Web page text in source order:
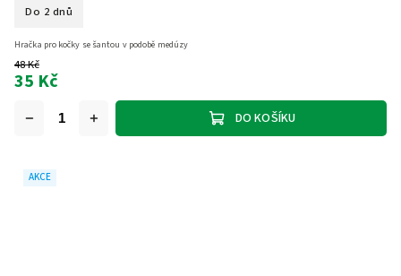
Do 2 dnů
48 Kč
35 Kč
DO KOŠÍKU
Hračka pro kočky se šantou v podobě medúzy
AKCE